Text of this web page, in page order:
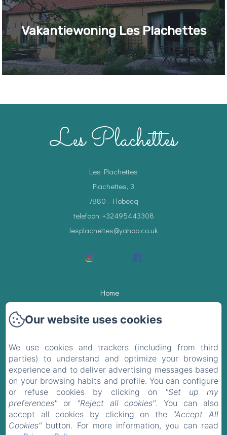
Vakantiewoning Les Plachettes
Les Plachettes
Les Plachettes
Plachettes, 3
7880 - Flobecq
telefoon: +32495443308
lesplachettes@yahoo.co.uk
Home
Kamers
Omgeving
Café's & Restaurants
Contact
Our website uses cookies
We use cookies and trackers (including from third
parties) to understand and optimize your browsing
experience and to deliver advertising messages based
on your browsing habits and profile. You can configure
or refuse cookies by clicking on
"Set up my
preferences" or "Reject all cookies". You can also
accept all cookies by clicking on the "Accept All
Cookies" button. For more information, you can read